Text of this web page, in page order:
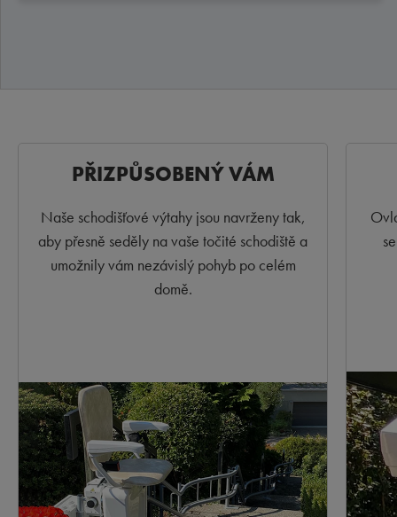
PŘIZPŮSOBENÝ VÁM
Naše schodišťové výtahy jsou navrženy tak,
aby přesně seděly na vaše točité schodiště a
umožnily vám nezávislý pohyb po celém
domě.